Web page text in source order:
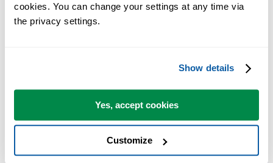
cookies. You can change your settings at any time via
the privacy settings.
Show details
Yes, accept cookies
Customize
Economize tempo no Excel. Simples assim.
O ASAP Utilities ajuda você a economizar tempo e fazer coisas que o
Excel por si só não consegue fazer.